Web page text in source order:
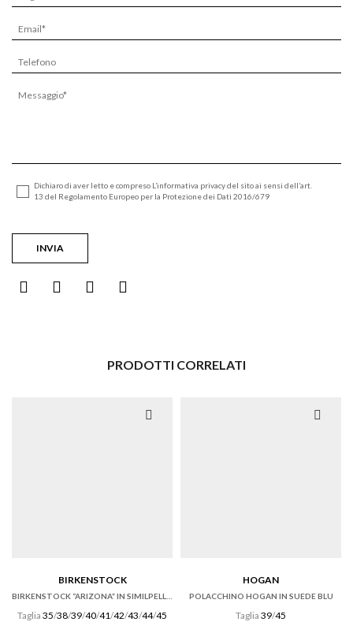
Dichiaro di aver letto e compreso L’informativa privacy del sito ai sensi dell’art.
13 del Regolamento Europeo per la Protezione dei Dati 2016/679
PRODOTTI CORRELATI
BIRKENSTOCK
BIRKENSTOCK “ARIZONA” IN SIMILPELLE BIRKOFLOR NERA
Taglia 35/38/39/40/41/42/43/44/45
HOGAN
POLACCHINO HOGAN IN SUEDE BLU
Taglia 39/45